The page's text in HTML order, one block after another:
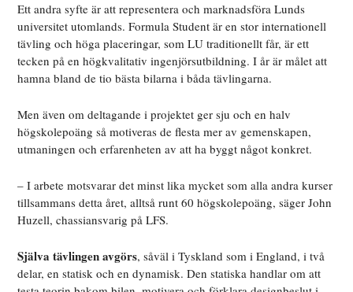
Ett andra syfte är att representera och marknadsföra Lunds
universitet utomlands. Formula Student är en stor internationell
tävling och höga placeringar, som LU traditionellt får, är ett
tecken på en högkvalitativ ingenjörsutbildning. I år är målet att
hamna bland de tio bästa bilarna i båda tävlingarna.
Men även om deltagande i projektet ger sju och en halv
högskolepoäng så motiveras de flesta mer av gemenskapen,
utmaningen och erfarenheten av att ha byggt något konkret.
– I arbete motsvarar det minst lika mycket som alla andra kurser
tillsammans detta året, alltså runt 60 högskolepoäng, säger John
Huzell, chassiansvarig på LFS.
Själva tävlingen avgörs, såväl i Tyskland som i England, i två
delar, en statisk och en dynamisk. Den statiska handlar om att